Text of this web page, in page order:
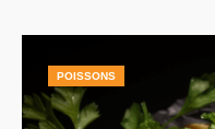
POISSONS